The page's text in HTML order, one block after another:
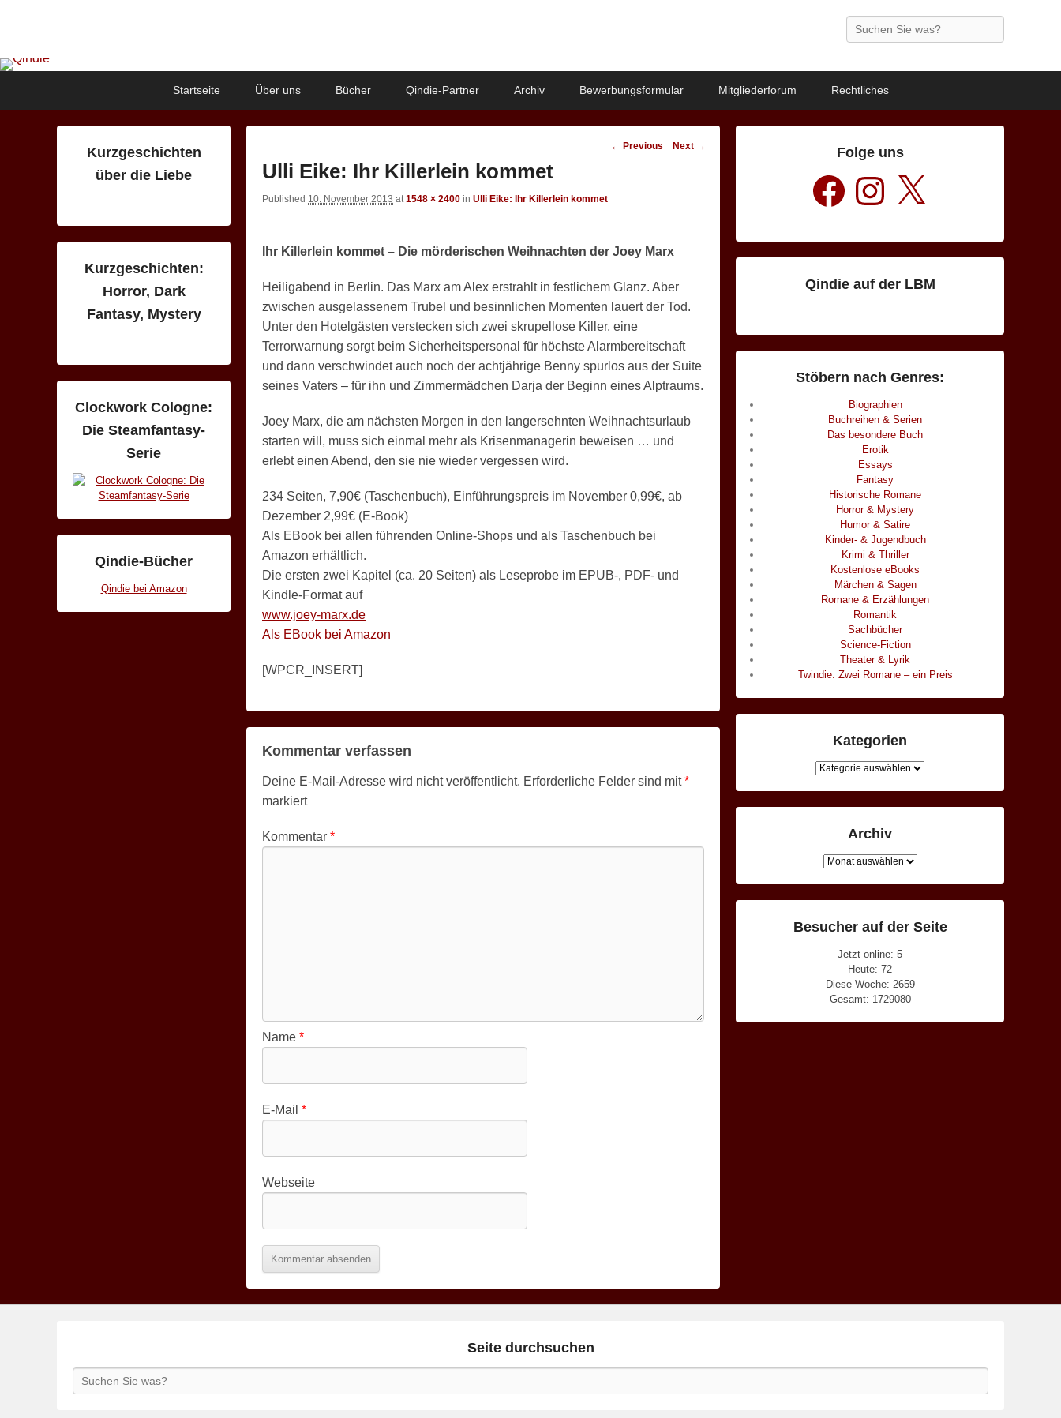
Search
Startseite Über uns Bücher Qindie-Partner Archiv Bewerbungsformular Mitgliederforum Rechtliches
Image
← Previous Next →
Ulli Eike: Ihr Killerlein kommet
Published 10. November 2013 at 1548 × 2400 in Ulli Eike: Ihr Killerlein kommet
Ihr Killerlein kommet – Die mörderischen Weihnachten der Joey Marx
Heiligabend in Berlin. Das Marx am Alex erstrahlt in festlichem Glanz. Aber
zwischen ausgelassenem Trubel und besinnlichen Momenten lauert der Tod.
Unter den Hotelgästen verstecken sich zwei skrupellose Killer, eine
Terrorwarnung sorgt beim Sicherheitspersonal für höchste Alarmbereitschaft
und dann verschwindet auch noch der achtjährige Benny spurlos aus der Suite
seines Vaters – für ihn und Zimmermädchen Darja der Beginn eines Alptraums.
Joey Marx, die am nächsten Morgen in den langersehnten Weihnachtsurlaub
starten will, muss sich einmal mehr als Krisenmanagerin beweisen … und
erlebt einen Abend, den sie nie wieder vergessen wird.
234 Seiten, 7,90€ (Taschenbuch), Einführungspreis im November 0,99€, ab
Dezember 2,99€ (E-Book)
Als EBook bei allen führenden Online-Shops und als Taschenbuch bei
Amazon erhältlich.
Die ersten zwei Kapitel (ca. 20 Seiten) als Leseprobe im EPUB-, PDF- und
Kindle-Format auf
www.joey-marx.de
Als EBook bei Amazon
[WPCR_INSERT]
Kommentar verfassen
Deine E-Mail-Adresse wird nicht veröffentlicht. Erforderliche Felder sind mit*
markiert
Kommentar *
Name *
E-Mail *
Webseite
Folge uns
Facebook Instagram
Qindie auf der LBM
Stöbern nach Genres:
Biographien
Buchreihen & Serien
Das besondere Buch
Erotik
Essays
Fantasy
Historische Romane
Horror & Mystery
Humor & Satire
Kinder- & Jugendbuch
Krimi & Thriller
Kostenlose eBooks
Märchen & Sagen
Romane & Erzählungen
Romantik
Sachbücher
Science-Fiction
Theater & Lyrik
Twindie: Zwei Romane – ein Preis
Kategorien
Kategorien
Archiv
Archiv
Besucher auf der Seite
Jetzt online: 5
Heute: 72
Diese Woche: 2659
Gesamt: 1729080
Kurzgeschichten
über die Liebe
Kurzgeschichten:
Horror, Dark
Fantasy, Mystery
Clockwork Cologne:
Die Steamfantasy-
Serie
Qindie-Bücher
Qindie bei Amazon
Seite durchsuchen
Search